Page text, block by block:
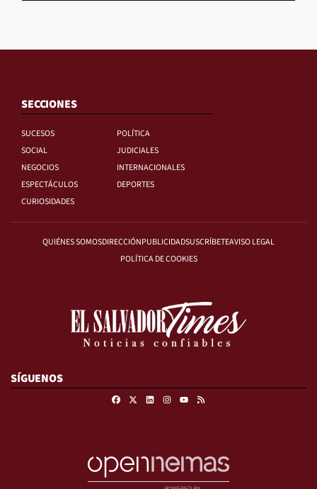
SECCIONES
SUCESOS
POLÍTICA
SOCIAL
JUDICIALES
NEGOCIOS
INTERNACIONALES
ESPECTÁCULOS
DEPORTES
CURIOSIDADES
QUIÉNES SOMOSDIRECCIÓNPUBLICIDADSUSCRÍBETEAVISO LEGAL
POLÍTICA DE COOKIES
SÍGUENOS
FacebookLinkedinInstagram